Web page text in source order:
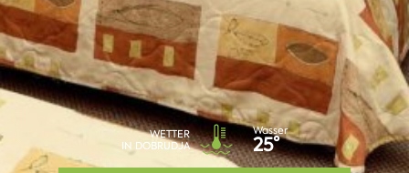
WETTER
IN DOBRUDJA
Wasser
25°